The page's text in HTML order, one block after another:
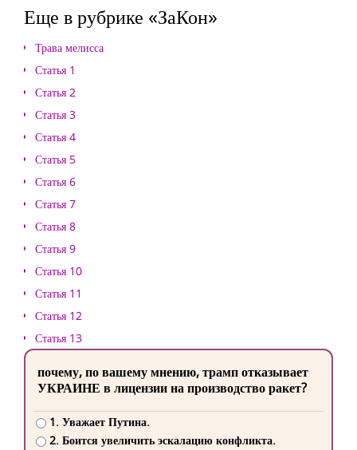
Еще в рубрике «ЗаКон»
Трава мелисса
Статья 1
Статья 2
Статья 3
Статья 4
Статья 5
Статья 6
Статья 7
Статья 8
Статья 9
Статья 10
Статья 11
Статья 12
Статья 13
почему, по вашему мнению, трамп отказывает
УКРАИНЕ в лицензии на производство ракет?
1. Уважает Путина.
2. Боится увеличить эскалацию конфликта.